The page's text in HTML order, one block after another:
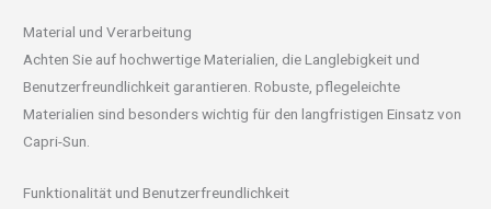
Material und Verarbeitung
Achten Sie auf hochwertige Materialien, die Langlebigkeit und
Benutzerfreundlichkeit garantieren. Robuste, pflegeleichte
Materialien sind besonders wichtig für den langfristigen Einsatz von
Capri-Sun.
Funktionalität und Benutzerfreundlichkeit